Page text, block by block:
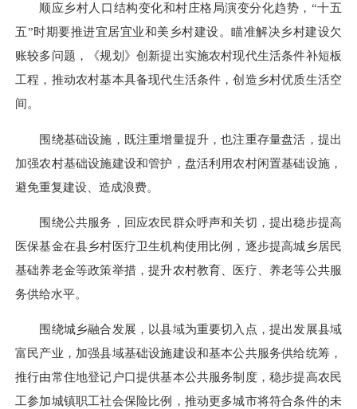
顺应乡村人口结构变化和村庄格局演变分化趋势，“十五
五”时期要推进宜居宜业和美乡村建设。瞄准解决乡村建设欠
账较多问题，《规划》创新提出实施农村现代生活条件补短板
工程，推动农村基本具备现代生活条件，创造乡村优质生活空
间。
围绕基础设施，既注重增量提升，也注重存量盘活，提出
加强农村基础设施建设和管护，盘活利用农村闲置基础设施，
避免重复建设、造成浪费。
围绕公共服务，回应农民群众呼声和关切，提出稳步提高
医保基金在县乡村医疗卫生机构使用比例，逐步提高城乡居民
基础养老金等政策举措，提升农村教育、医疗、养老等公共服
务供给水平。
围绕城乡融合发展，以县域为重要切入点，提出发展县域
富民产业，加强县域基础设施建设和基本公共服务供给统筹，
推行由常住地登记户口提供基本公共服务制度，稳步提高农民
工参加城镇职工社会保险比例，推动更多城市将符合条件的未